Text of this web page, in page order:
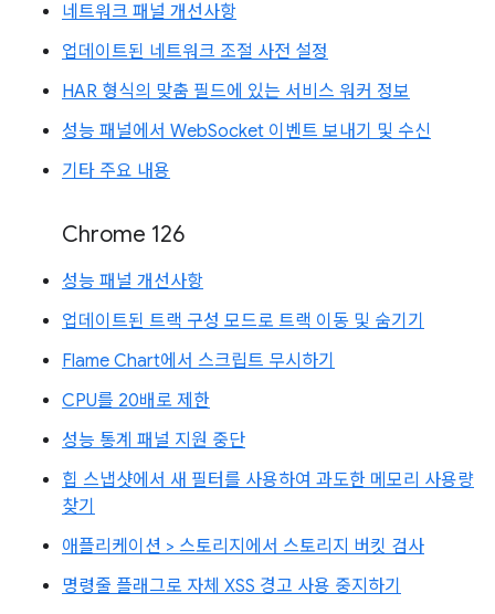
네트워크 패널 개선사항
업데이트된 네트워크 조절 사전 설정
HAR 형식의 맞춤 필드에 있는 서비스 워커 정보
성능 패널에서 WebSocket 이벤트 보내기 및 수신
기타 주요 내용
Chrome 126
성능 패널 개선사항
업데이트된 트랙 구성 모드로 트랙 이동 및 숨기기
Flame Chart에서 스크립트 무시하기
CPU를 20배로 제한
성능 통계 패널 지원 중단
힙 스냅샷에서 새 필터를 사용하여 과도한 메모리 사용량
찾기
애플리케이션 > 스토리지에서 스토리지 버킷 검사
명령줄 플래그로 자체 XSS 경고 사용 중지하기